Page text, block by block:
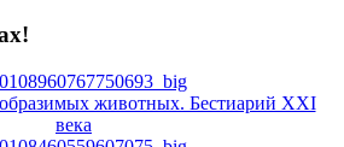
животных. Бестиарий XXI
века